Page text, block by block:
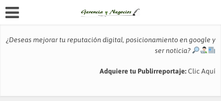
¿Deseas mejorar tu reputación digital, posicionamiento en google y
ser noticia?
Adquiere tu Publirreportaje:Clic Aquí